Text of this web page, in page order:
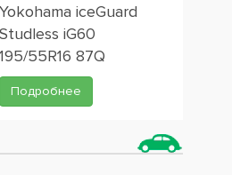
Yokohama iceGuard
Studless iG60
195/55R16 87Q
Подробнее